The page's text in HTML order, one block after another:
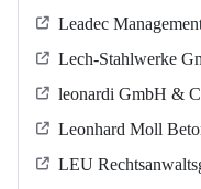
Leadec
Lech-Stahlwerke
leonardi GmbH &
Leonhard Moll
LEU